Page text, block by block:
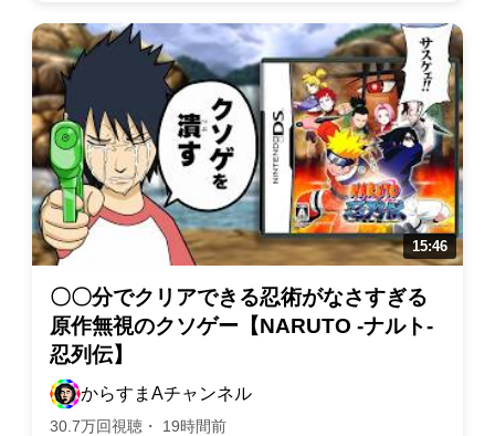
〇〇分でクリアできる忍術がなさすぎる
原作無視のクソゲー【NARUTO -ナルト-
忍列伝】
からすまAチャンネル
30.7万回視聴・ 19時間前